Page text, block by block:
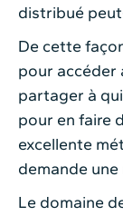
distribué
De cette
pour accéder
partager à
pour en faire
excellente
demande
Le domaine